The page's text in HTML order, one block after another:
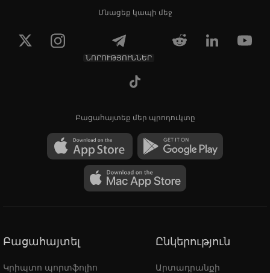
Մնացեք կապի մեջ
ՆՈՐՈՒԹՅՈՒՆՆԵՐ
Բացահայտեք մեր պրոդուկտը
Բացահայտել
Կրիպտո պորտֆոլիո
Ընկերություն
Արտադրանքի